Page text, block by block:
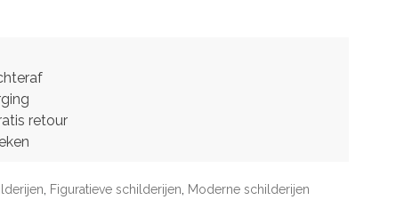
retour
Figuratieve schilderijen Moderne schilderijen